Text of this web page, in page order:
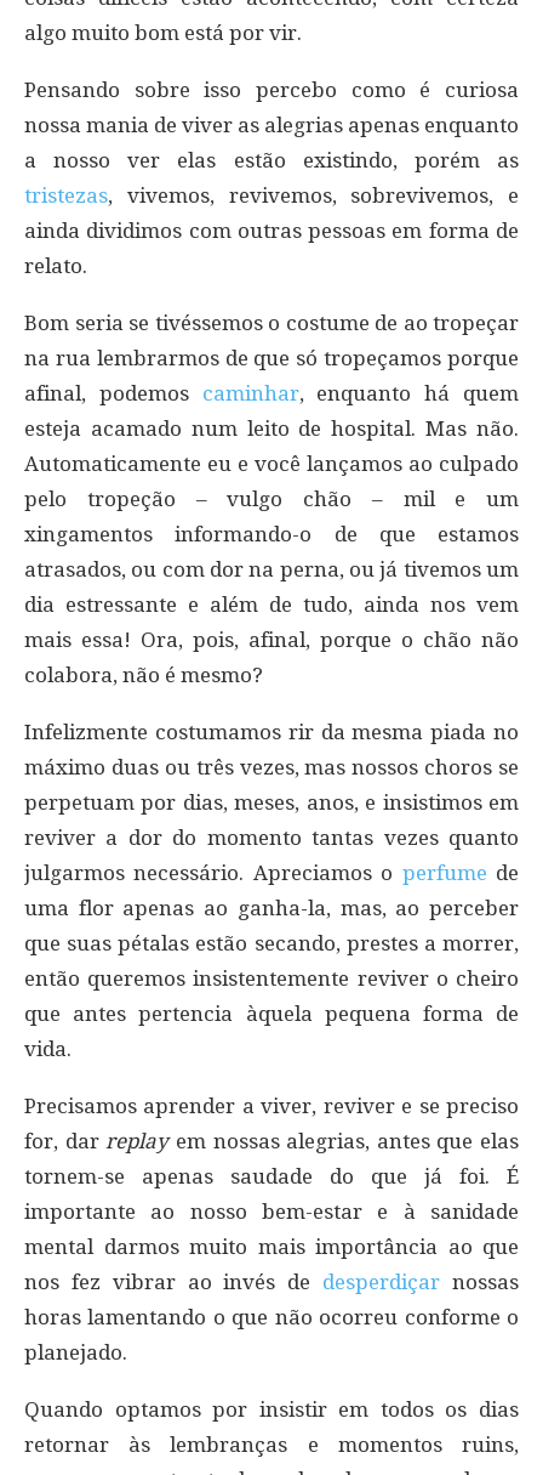
algo muito bom está por vir.
Pensando sobre isso percebo como é curiosa
nossa mania de viver as alegrias apenas enquanto
a nosso ver elas estão existindo, porém as
tristezas, vivemos, revivemos, sobrevivemos, e
ainda dividimos com outras pessoas em forma de
relato.
Bom seria se tivéssemos o costume de ao tropeçar
na rua lembrarmos de que só tropeçamos porque
afinal, podemos caminhar, enquanto há quem
esteja acamado num leito de hospital. Mas não.
Automaticamente eu e você lançamos ao culpado
pelo tropeção – vulgo chão – mil e um
xingamentos informando-o de que estamos
atrasados, ou com dor na perna, ou já tivemos um
dia estressante e além de tudo, ainda nos vem
mais essa! Ora, pois, afinal, porque o chão não
colabora, não é mesmo?
Infelizmente costumamos rir da mesma piada no
máximo duas ou três vezes, mas nossos choros se
perpetuam por dias, meses, anos, e insistimos em
reviver a dor do momento tantas vezes quanto
julgarmos necessário. Apreciamos o perfume de
uma flor apenas ao ganha-la, mas, ao perceber
que suas pétalas estão secando, prestes a morrer,
então queremos insistentemente reviver o cheiro
que antes pertencia àquela pequena forma de
vida.
Precisamos aprender a viver, reviver e se preciso
for, dar replayem nossas alegrias, antes que elas
tornem-se apenas saudade do que já foi. É
importante ao nosso bem-estar e à sanidade
mental darmos muito mais importância ao que
nos fez vibrar ao invés de desperdiçar nossas
horas lamentando o que não ocorreu conforme o
planejado.
Quando optamos por insistir em todos os dias
retornar às lembranças e momentos ruins,